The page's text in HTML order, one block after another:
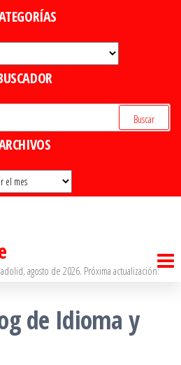
agosto de 2026. Próxima actualización:
de Idioma y